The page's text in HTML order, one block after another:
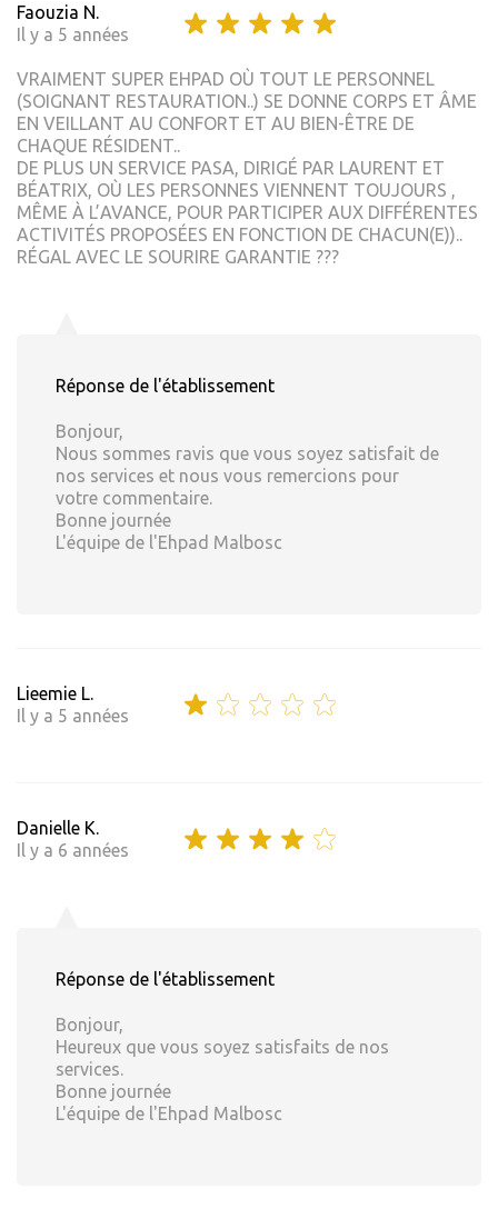
Faouzia N.
Il y a 5 années
VRAIMENT SUPER EHPAD OÙ TOUT LE PERSONNEL
(SOIGNANT RESTAURATION..) SE DONNE CORPS ET ÂME
EN VEILLANT AU CONFORT ET AU BIEN-ÊTRE DE
CHAQUE RÉSIDENT..
DE PLUS UN SERVICE PASA, DIRIGÉ PAR LAURENT ET
BÉATRIX, OÙ LES PERSONNES VIENNENT TOUJOURS ,
MÊME À L’AVANCE, POUR PARTICIPER AUX DIFFÉRENTES
ACTIVITÉS PROPOSÉES EN FONCTION DE CHACUN(E))..
RÉGAL AVEC LE SOURIRE GARANTIE ???
Réponse de l'établissement
Bonjour,
Nous sommes ravis que vous soyez satisfait de
nos services et nous vous remercions pour
votre commentaire.
Bonne journée
L'équipe de l'Ehpad Malbosc
Lieemie L.
Il y a 5 années
Danielle K.
Il y a 6 années
Réponse de l'établissement
Bonjour,
Heureux que vous soyez satisfaits de nos
services.
Bonne journée
L'équipe de l'Ehpad Malbosc